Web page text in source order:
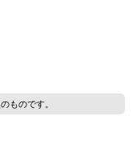
ものです。